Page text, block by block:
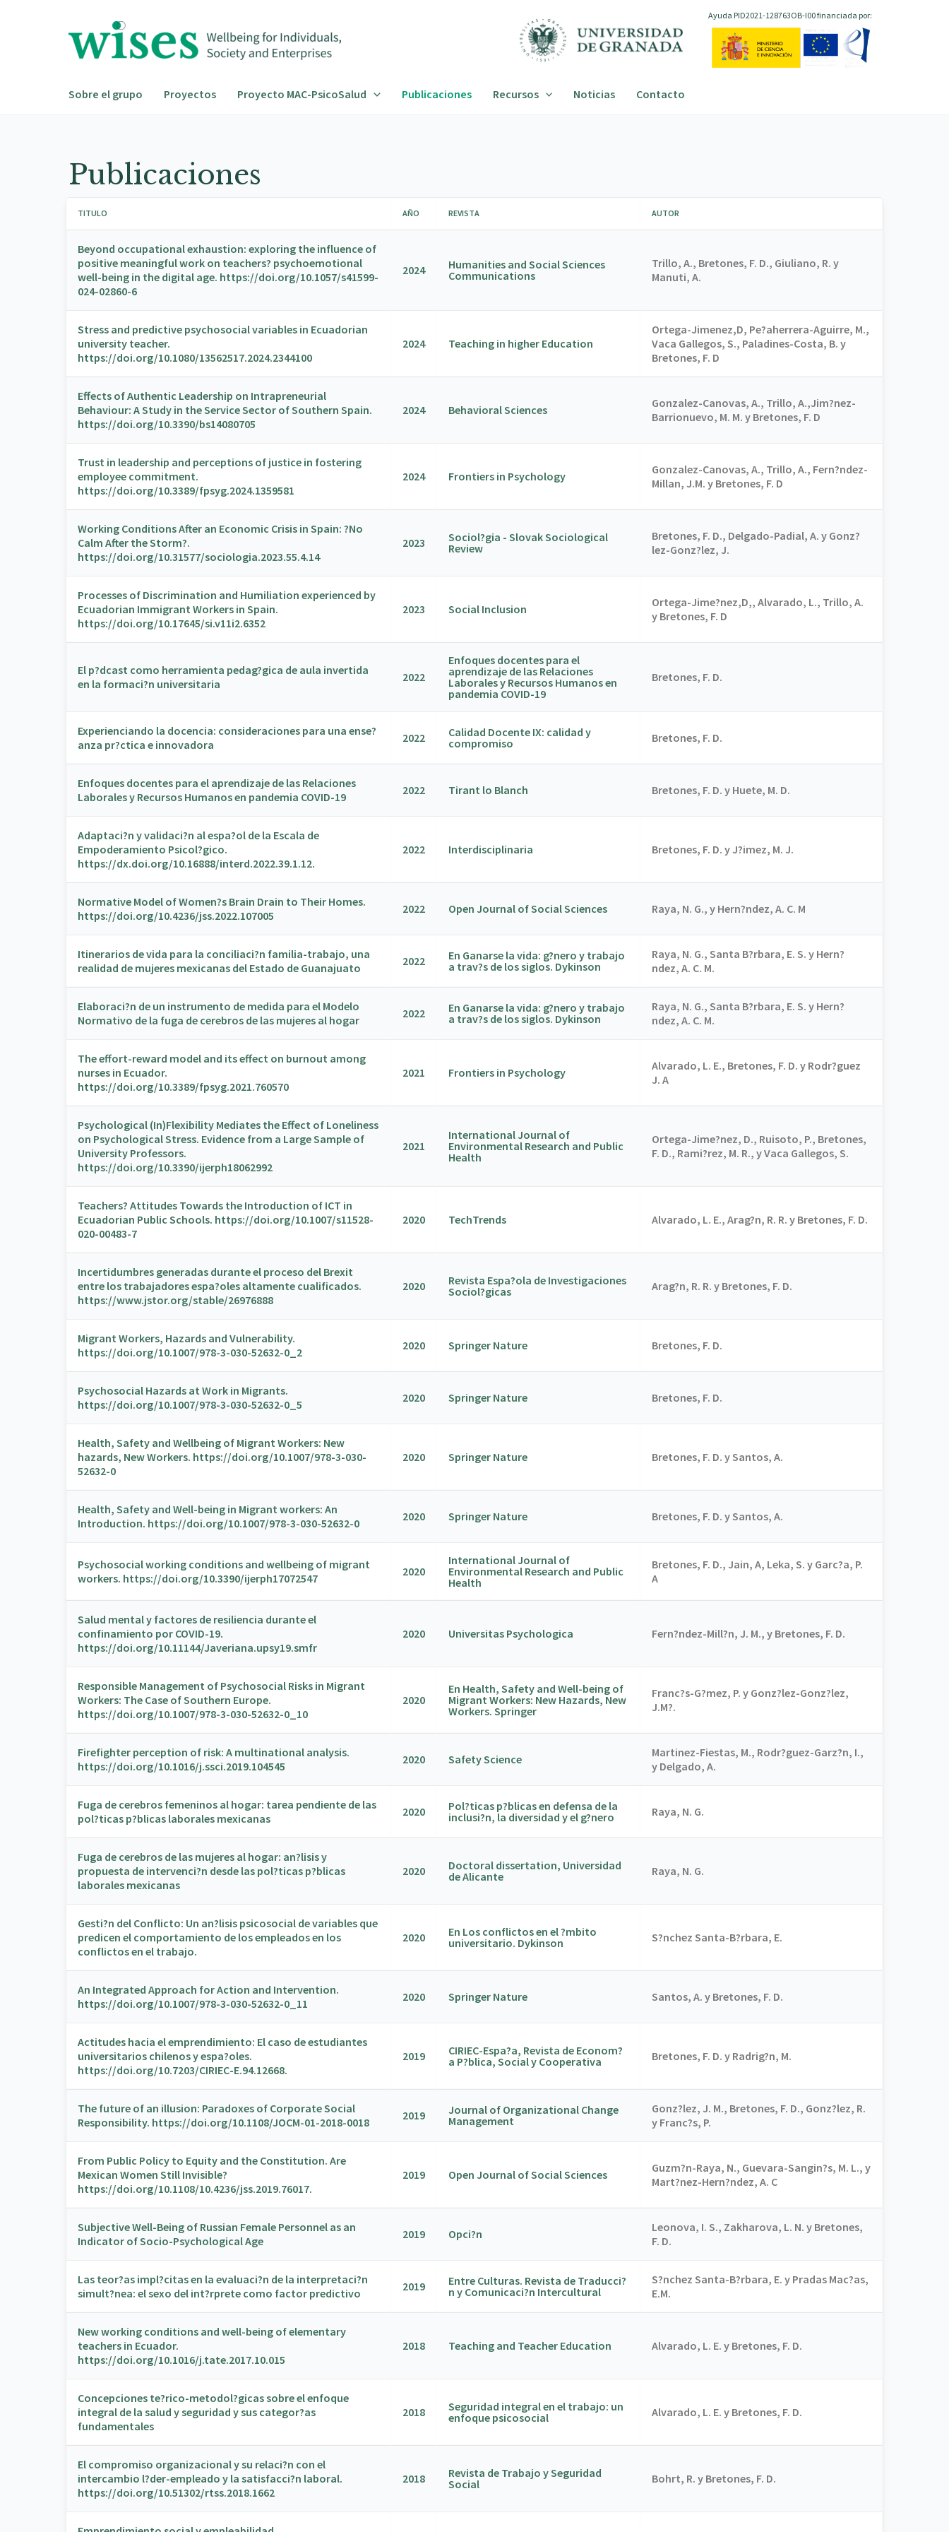
Ayuda PID2021-128763OB-I00 financiada por:
Sobre el grupo Proyectos Proyecto MAC-PsicoSalud Publicaciones Recursos Noticias Contacto
Publicaciones
TITULO AÑO REVISTA AUTOR
Beyond occupational exhaustion: exploring the influence of
positive meaningful work on teachers? psychoemotional
well-being in the digital age. https://doi.org/10.1057/s41599-
024-02860-6
2024
Humanities and Social Sciences
Communications
Trillo, A., Bretones, F. D., Giuliano, R. y
Manuti, A.
Stress and predictive psychosocial variables in Ecuadorian
university teacher.
https://doi.org/10.1080/13562517.2024.2344100
2024 Teaching in higher Education
Ortega-Jimenez,D, Pe?aherrera-Aguirre, M.,
Vaca Gallegos, S., Paladines-Costa, B. y
Bretones, F. D
Effects of Authentic Leadership on Intrapreneurial
Behaviour: A Study in the Service Sector of Southern Spain.
https://doi.org/10.3390/bs14080705
2024 Behavioral Sciences
Gonzalez-Canovas, A., Trillo, A.,Jim?nez-
Barrionuevo, M. M. y Bretones, F. D
Trust in leadership and perceptions of justice in fostering
employee commitment.
https://doi.org/10.3389/fpsyg.2024.1359581
2024 Frontiers in Psychology
Gonzalez-Canovas, A., Trillo, A., Fern?ndez-
Millan, J.M. y Bretones, F. D
Working Conditions After an Economic Crisis in Spain: ?No
Calm After the Storm?.
https://doi.org/10.31577/sociologia.2023.55.4.14
2023
Sociol?gia - Slovak Sociological
Review
Bretones, F. D., Delgado-Padial, A. y Gonz?
lez-Gonz?lez, J.
Processes of Discrimination and Humiliation experienced by
Ecuadorian Immigrant Workers in Spain.
https://doi.org/10.17645/si.v11i2.6352
2023 Social Inclusion
Ortega-Jime?nez,D,, Alvarado, L., Trillo, A.
y Bretones, F. D
El p?dcast como herramienta pedag?gica de aula invertida
en la formaci?n universitaria
2022
Enfoques docentes para el
aprendizaje de las Relaciones
Laborales y Recursos Humanos en
pandemia COVID-19
Bretones, F. D.
Experienciando la docencia: consideraciones para una ense?
anza pr?ctica e innovadora
2022
Calidad Docente IX: calidad y
compromiso
Bretones, F. D.
Enfoques docentes para el aprendizaje de las Relaciones
Laborales y Recursos Humanos en pandemia COVID-19
2022 Tirant lo Blanch Bretones, F. D. y Huete, M. D.
Adaptaci?n y validaci?n al espa?ol de la Escala de
Empoderamiento Psicol?gico.
https://dx.doi.org/10.16888/interd.2022.39.1.12.
2022 Interdisciplinaria Bretones, F. D. y J?imez, M. J.
Normative Model of Women?s Brain Drain to Their Homes.
https://doi.org/10.4236/jss.2022.107005
2022 Open Journal of Social Sciences Raya, N. G., y Hern?ndez, A. C. M
Itinerarios de vida para la conciliaci?n familia-trabajo, una
realidad de mujeres mexicanas del Estado de Guanajuato
2022
En Ganarse la vida: g?nero y trabajo
a trav?s de los siglos. Dykinson
Raya, N. G., Santa B?rbara, E. S. y Hern?
ndez, A. C. M.
Elaboraci?n de un instrumento de medida para el Modelo
Normativo de la fuga de cerebros de las mujeres al hogar
2022
En Ganarse la vida: g?nero y trabajo
a trav?s de los siglos. Dykinson
Raya, N. G., Santa B?rbara, E. S. y Hern?
ndez, A. C. M.
The effort-reward model and its effect on burnout among
nurses in Ecuador.
https://doi.org/10.3389/fpsyg.2021.760570
2021 Frontiers in Psychology
Alvarado, L. E., Bretones, F. D. y Rodr?guez
J. A
Psychological (In)Flexibility Mediates the Effect of Loneliness
on Psychological Stress. Evidence from a Large Sample of
University Professors.
https://doi.org/10.3390/ijerph18062992
2021
International Journal of
Environmental Research and Public
Health
Ortega-Jime?nez, D., Ruisoto, P., Bretones,
F. D., Rami?rez, M. R., y Vaca Gallegos, S.
Teachers? Attitudes Towards the Introduction of ICT in
Ecuadorian Public Schools. https://doi.org/10.1007/s11528-
020-00483-7
2020 TechTrends Alvarado, L. E., Arag?n, R. R. y Bretones, F. D.
Incertidumbres generadas durante el proceso del Brexit
entre los trabajadores espa?oles altamente cualificados.
https://www.jstor.org/stable/26976888
2020
Revista Espa?ola de Investigaciones
Sociol?gicas
Arag?n, R. R. y Bretones, F. D.
Migrant Workers, Hazards and Vulnerability.
https://doi.org/10.1007/978-3-030-52632-0_2
2020 Springer Nature Bretones, F. D.
Psychosocial Hazards at Work in Migrants.
https://doi.org/10.1007/978-3-030-52632-0_5
2020 Springer Nature Bretones, F. D.
Health, Safety and Wellbeing of Migrant Workers: New
hazards, New Workers. https://doi.org/10.1007/978-3-030-
52632-0
2020 Springer Nature Bretones, F. D. y Santos, A.
Health, Safety and Well-being in Migrant workers: An
Introduction. https://doi.org/10.1007/978-3-030-52632-0
2020 Springer Nature Bretones, F. D. y Santos, A.
Psychosocial working conditions and wellbeing of migrant
workers. https://doi.org/10.3390/ijerph17072547
2020
International Journal of
Environmental Research and Public
Health
Bretones, F. D., Jain, A, Leka, S. y Garc?a, P.
A
Salud mental y factores de resiliencia durante el
confinamiento por COVID-19.
https://doi.org/10.11144/Javeriana.upsy19.smfr
2020 Universitas Psychologica Fern?ndez-Mill?n, J. M., y Bretones, F. D.
Responsible Management of Psychosocial Risks in Migrant
Workers: The Case of Southern Europe.
https://doi.org/10.1007/978-3-030-52632-0_10
2020
En Health, Safety and Well-being of
Migrant Workers: New Hazards, New
Workers. Springer
Franc?s-G?mez, P. y Gonz?lez-Gonz?lez,
J.M?.
Firefighter perception of risk: A multinational analysis.
https://doi.org/10.1016/j.ssci.2019.104545
2020 Safety Science
Martinez-Fiestas, M., Rodr?guez-Garz?n, I.,
y Delgado, A.
Fuga de cerebros femeninos al hogar: tarea pendiente de las
pol?ticas p?blicas laborales mexicanas
2020
Pol?ticas p?blicas en defensa de la
inclusi?n, la diversidad y el g?nero
Raya, N. G.
Fuga de cerebros de las mujeres al hogar: an?lisis y
propuesta de intervenci?n desde las pol?ticas p?blicas
laborales mexicanas
2020
Doctoral dissertation, Universidad
de Alicante
Raya, N. G.
Gesti?n del Conflicto: Un an?lisis psicosocial de variables que
predicen el comportamiento de los empleados en los
conflictos en el trabajo.
2020
En Los conflictos en el ?mbito
universitario. Dykinson
S?nchez Santa-B?rbara, E.
An Integrated Approach for Action and Intervention.
https://doi.org/10.1007/978-3-030-52632-0_11
2020 Springer Nature Santos, A. y Bretones, F. D.
Actitudes hacia el emprendimiento: El caso de estudiantes
universitarios chilenos y espa?oles.
https://doi.org/10.7203/CIRIEC-E.94.12668.
2019
CIRIEC-Espa?a, Revista de Econom?
a P?blica, Social y Cooperativa
Bretones, F. D. y Radrig?n, M.
The future of an illusion: Paradoxes of Corporate Social
Responsibility. https://doi.org/10.1108/JOCM-01-2018-0018
2019
Journal of Organizational Change
Management
Gonz?lez, J. M., Bretones, F. D., Gonz?lez, R.
y Franc?s, P.
From Public Policy to Equity and the Constitution. Are
Mexican Women Still Invisible?
https://doi.org/10.1108/10.4236/jss.2019.76017.
2019 Open Journal of Social Sciences
Guzm?n-Raya, N., Guevara-Sangin?s, M. L., y
Mart?nez-Hern?ndez, A. C
Subjective Well-Being of Russian Female Personnel as an
Indicator of Socio-Psychological Age
2019 Opci?n
Leonova, I. S., Zakharova, L. N. y Bretones,
F. D.
Las teor?as impl?citas en la evaluaci?n de la interpretaci?n
simult?nea: el sexo del int?rprete como factor predictivo
2019
Entre Culturas. Revista de Traducci?
n y Comunicaci?n Intercultural
S?nchez Santa-B?rbara, E. y Pradas Mac?as,
E.M.
New working conditions and well-being of elementary
teachers in Ecuador.
https://doi.org/10.1016/j.tate.2017.10.015
2018 Teaching and Teacher Education Alvarado, L. E. y Bretones, F. D.
Concepciones te?rico-metodol?gicas sobre el enfoque
integral de la salud y seguridad y sus categor?as
fundamentales
2018
Seguridad integral en el trabajo: un
enfoque psicosocial
Alvarado, L. E. y Bretones, F. D.
El compromiso organizacional y su relaci?n con el
intercambio l?der-empleado y la satisfacci?n laboral.
https://doi.org/10.51302/rtss.2018.1662
2018
Revista de Trabajo y Seguridad
Social
Bohrt, R. y Bretones, F. D.